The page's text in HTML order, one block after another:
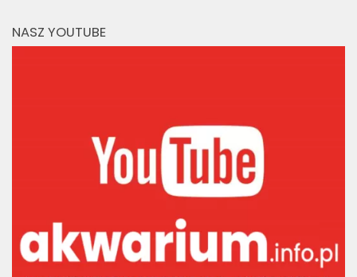
NASZ YOUTUBE